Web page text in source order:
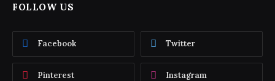
FOLLOW US
Facebook Twitter
Pinterest Instagram